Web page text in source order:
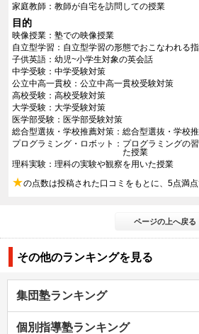
家庭教師
教師が自宅を訪問しての授業
目的
映像授業
塾での映像授業
自立型学習
自立型学習の形態でおこなわれる
子供英語
幼児~小学生対象の英会話
中学受験
中学受験対策
公立中高一貫校
公立中高一貫校受験対策
高校受験
高校受験対策
大学受験
大学受験対策
医学部受験
医学部受験対策
総合型選抜・学校推薦対策
総合型選抜・学校
プログラミング・ロボット
プログラミングの
た授業
理科実験
理科の実験や観察を用いた授業
★の点数は投稿された口コミをもとに、5点満点
ページの上へ戻る
その他のランキングを見る
集団塾ランキング
個別指導塾ランキング